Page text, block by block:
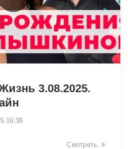
3.08.2025.
16:38
Смотреть